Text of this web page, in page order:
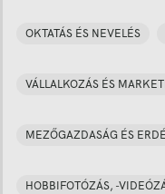
OKTATÁS ÉS NEVELÉS
VÁLLALKOZÁS ÉS
MEZŐGAZDASÁG ÉS
HOBBIFOTÓZÁS, -